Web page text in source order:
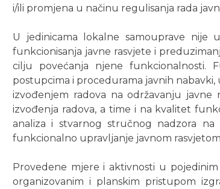
i/ili promjena u načinu regulisanja rada
U jedinicama lokalne samouprave nije
funkcionisanja javne rasvjete i
cilju povećanja njene funkcionalnosti.
postupcima i procedurama javnih
izvođenjem radova na održavanju
izvođenja radova, a time i na kvalitet
analiza i stvarnog stručnog nadzora
funkcionalno upravljanje javnom
Provedene mjere i aktivnosti u
organizovanim i planskim pristupom